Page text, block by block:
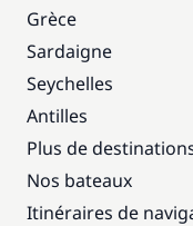
Grèce
Sardaigne
Seychelles
Antilles
Plus de
Nos bateaux
Itinéraires de